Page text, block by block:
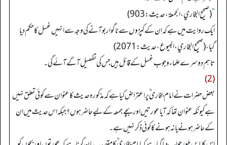
“(صحیح البخاري، الجمعة، حدیث: 903)
ایک روایت میں ہے کہ ان کے کپڑوں سے ناگوار بو آنے کی وجہ سے انہیں غسل کا حکم دیا
گیا، (صحیح البخاري، البیوع، حدیث: 2071)
تاہم دوسرے علماء وجوب غسل کے قائل ہیں جس کی تفصیل آگے آئے گی۔
(2)
بعض حضرات نے امام بخاری ؒ پر اعتراض کیا ہے کہ مذکورہ حدیث کا عنوان سے کوئی تعلق نہیں
ہے کیونکہ عنوان تھا کہ آیا عورتیں اور بچے جمعہ کے لیے حاضر ہوں؟ جبکہ اس حدیث میں ان
کے حاضر ہونے یا نہ ہونے کا کوئی ذکر نہیں ہے۔